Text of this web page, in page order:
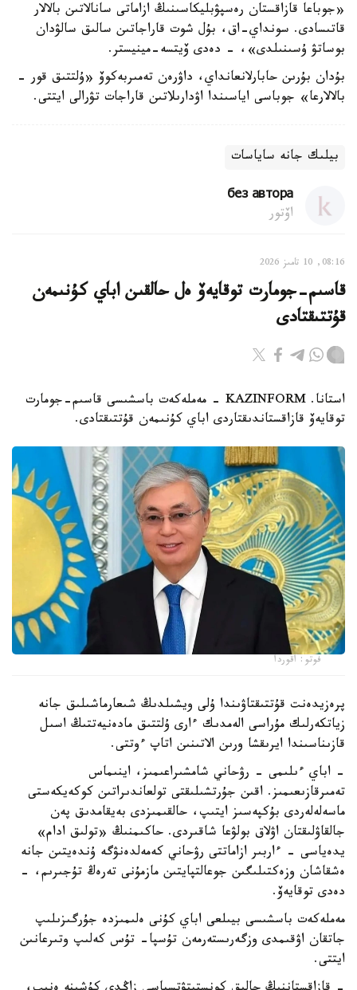
«جوباعا قازاقستان رەسپۋبليكاسىنىڭ ازاماتى سانالاتىن بالالار
قاتىسادى. سونداي-اق، بۇل شوت قاراجاتىن سالىق سالۋدان
بوساتۋ ۇسىنىلدى»، - دەدى ۆيتسە-مينيستر.
بۇدان بۇرىن حابارلانعانداي، داۋرەن تەمىربەكوۆ «ۇلتتىق قور -
بالالارعا» جوباسى اياسىندا اۋدارىلاتىن قاراجات تۋرالى ايتتى.
بيلىك جانە ساياسات
без автора
اۆتور
08:16, 10 تامىز 2026
قاسىم-جومارت توقايەۆ ەل حالقىن اباي كۇنىمەن
قۇتتىقتادى
استانا. KAZINFORM - مەملەكەت باسشىسى قاسىم-جومارت
توقايەۆ قازاقستاندىقتاردى اباي كۇنىمەن قۇتتىقتادى.
فوتو: اقوردا
پرەزيدەنت قۇتتىقتاۋىندا ۇلى ويشىلدىڭ شىعارماشىلىق جانە
زياتكەرلىك مۇراسى الەمدىك ءارى ۇلتتىق مادەنيەتتىڭ اسىل
قازىناسىندا ايرىقشا ورىن الاتىنىن اتاپ ءوتتى.
- اباي ءىلىمى - رۋحاني شامشىراعىمىز، اينىماس
تەمىرقازىعىمىز. اقىن جۇرتشىلىقتى تولعاندىراتىن كوكەيكەستى
ماسەلەلەردى بۇكپەسىز ايتىپ، حالقىمىزدى بەيقامدىق پەن
جالقاۋلىقتان اۋلاق بولۋعا شاقىردى. حاكىمنىڭ «تولىق ادام»
يدەياسى - ءاربىر ازاماتتى رۋحاني كەمەلدەنۋگە ۇندەيتىن جانە
ەشقاشان وزەكتىلىگىن جوعالتپايتىن مازمۇنى تەرەڭ تۇجىرىم، -
دەدى توقايەۆ.
مەملەكەت باسشىسى بيىلعى اباي كۇنى ەلىمىزدە جۇرگىزىلىپ
جاتقان اۋقىمدى وزگەرىستەرمەن تۇسپا- تۇس كەلىپ وتىرعانىن
ايتتى.